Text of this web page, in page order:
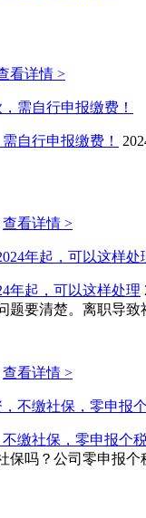
看详情 >
自行申报缴费！
查看详情 >
年起，可以这样处理
题要清楚。离职导
查看详情 >
缴社保，零申报个
保吗？公司零申报